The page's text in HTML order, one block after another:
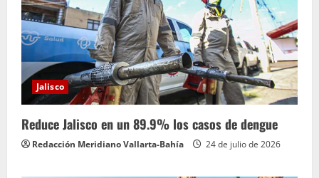
Jalisco
Reduce Jalisco en un 89.9% los casos de dengue
Redacción Meridiano Vallarta-Bahía 24 de julio de 2026